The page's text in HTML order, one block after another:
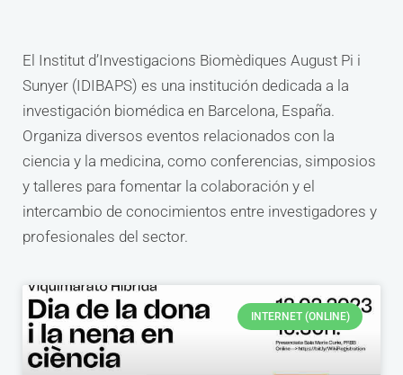
El Institut d’Investigacions Biomèdiques August Pi i
Sunyer (IDIBAPS) es una institución dedicada a la
investigación biomédica en Barcelona, España.
Organiza diversos eventos relacionados con la
ciencia y la medicina, como conferencias, simposios
y talleres para fomentar la colaboración y el
intercambio de conocimientos entre investigadores y
profesionales del sector.
INTERNET (ONLINE)